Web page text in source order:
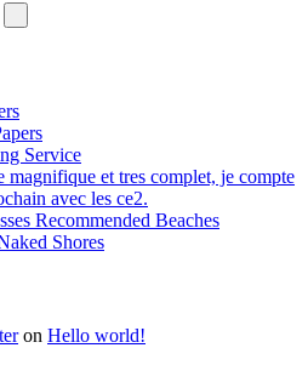
Service
et tres complet, je compte
avec les ce2.
Recommended Beaches
Shores
on Hello world!